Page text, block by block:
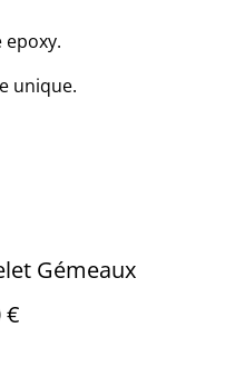
epoxy.
unique.
Gémeaux
€